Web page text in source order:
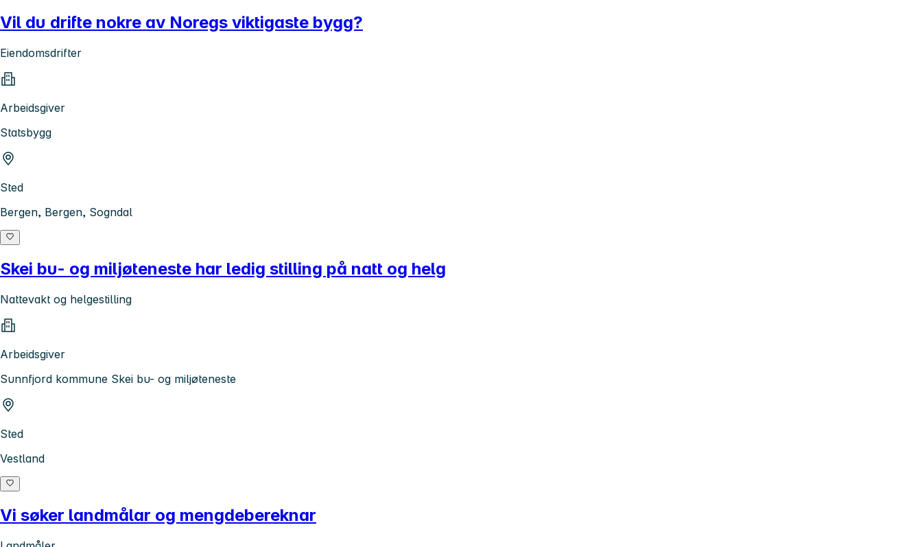
Vil du drifte nokre av Noregs viktigaste bygg?
Eiendomsdrifter
Arbeidsgiver
Statsbygg
Sted
Bergen, Bergen, Sogndal
Skei bu- og miljøteneste har ledig stilling på natt og helg
Nattevakt og helgestilling
Arbeidsgiver
Sunnfjord kommune Skei bu- og miljøteneste
Sted
Vestland
Vi søker landmålar og mengdebereknar